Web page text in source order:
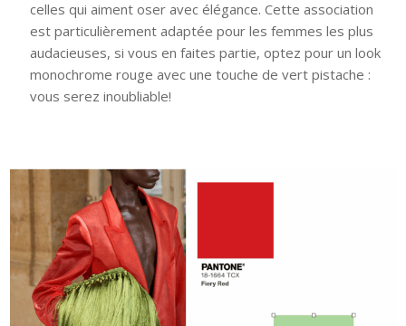
celles qui aiment oser avec élégance. Cette association
est particulièrement adaptée pour les femmes les plus
audacieuses, si vous en faites partie, optez pour un look
monochrome rouge avec une touche de vert pistache :
vous serez inoubliable!